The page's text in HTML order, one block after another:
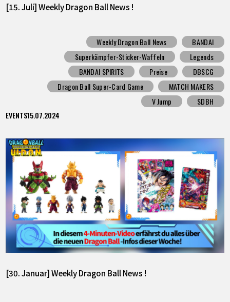
[15. Juli] Weekly Dragon Ball News !
Weekly Dragon Ball News
BANDAI
Superkämpfer-Sticker-Waffeln
Legends
BANDAI SPIRITS
Preise
DBSCG
Dragon Ball Super-Card Game
MATCH MAKERS
V Jump
SDBH
EVENTS15.07.2024
[30. Januar] Weekly Dragon Ball News !